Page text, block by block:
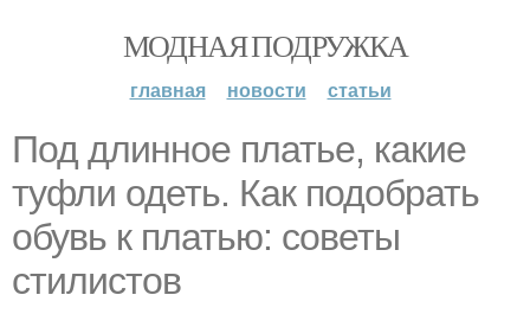
МОДНАЯ ПОДРУЖКА
главная новости статьи
Под длинное платье, какие
туфли одеть. Как подобрать
обувь к платью: советы
стилистов